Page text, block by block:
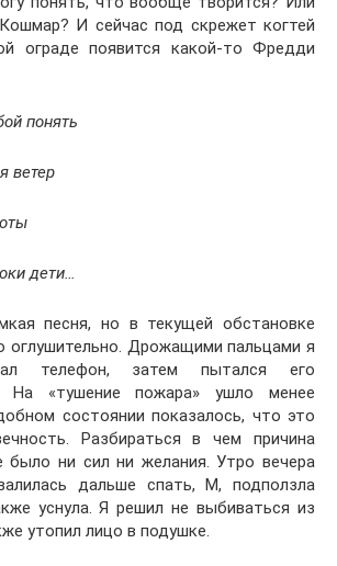
И сейчас под скрежет когтей
ограде появится какой-то Фредди
понять
ветер
дети…
песня, но в текущей обстановке
оглушительно. Дрожащими пальцами я
телефон, затем пытался его
На «тушение пожара» ушло менее
состоянии показалось, что это
Разбираться в чем причина
было ни сил ни желания. Утро вечера
дальше спать, М, подползла
уснула. Я решил не выбиваться из
утопил лицо в подушке.